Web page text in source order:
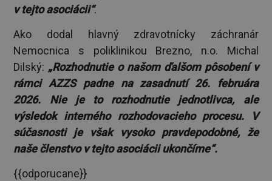
v tejto asociácii“.
Ako dodal hlavný zdravotnícky záchranár
Nemocnica s poliklinikou Brezno, n.o. Michal
Dilský: „Rozhodnutie o našom ďalšom pôsobení v
rámci AZZS padne na zasadnutí 26. februára
2026. Nie je to rozhodnutie jednotlivca, ale
výsledok interného rozhodovacieho procesu. V
súčasnosti je však vysoko pravdepodobné, že
naše členstvo v tejto asociácii ukončíme“.
{{odporucane}}